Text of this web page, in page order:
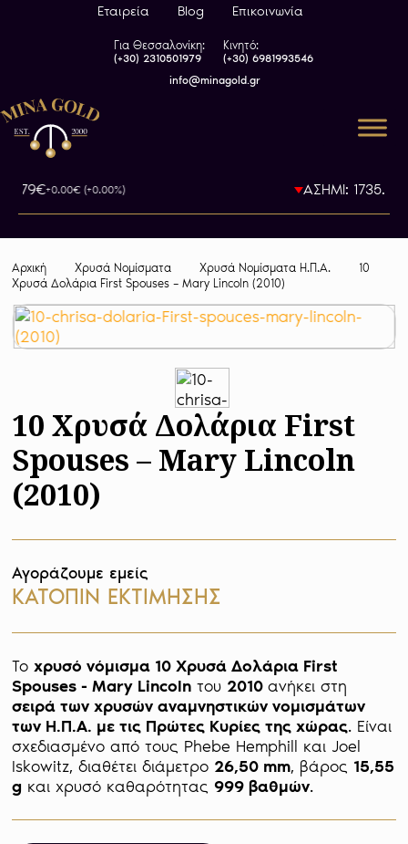
Εταιρεία Blog Επικοινωνία
Για Θεσσαλονίκη:
(+30) 2310501979
Κινητό:
(+30) 6981993546
info@minagold.gr
+0.00€ (+0.00%) ΑΣΗΜΙ: 1735.5€
Αρχική Χρυσά Νομίσματα Χρυσά Νομίσματα Η.Π.Α.
10
Χρυσά Δολάρια First Spouses – Mary Lincoln (2010)
10 Χρυσά Δολάρια First
Spouses – Mary Lincoln
(2010)
Αγοράζουμε εμείς
ΚΑΤΟΠΙΝ ΕΚΤΙΜΗΣΗΣ
Το χρυσό νόμισμα 10 Χρυσά Δολάρια First
Spouses - Mary Lincoln του 2010
σειρά των χρυσών αναμνηστικών νομισμάτων
των Η.Π.Α. με τις Πρώτες Κυρίες της χώρας. Είναι
σχεδιασμένο από τους Phebe Hemphill και Joel
Iskowitz, διαθέτει διάμετρο 26,50 mm, βάρος 15,55
g και χρυσό καθαρότητας 999 βαθμών.